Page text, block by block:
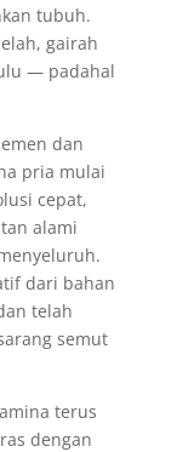
tubuh.
gairah
— padahal
dan
pria mulai
cepat,
alami
dari bahan
telah
semut
terus
dengan